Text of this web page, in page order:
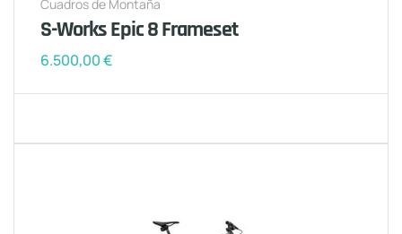
Cuadros de Montaña
S-Works Epic 8 Frameset
6.500,00€